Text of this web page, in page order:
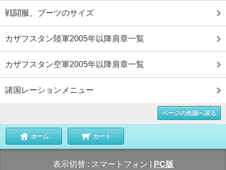
戦闘服、ブーツのサイズ
カザフスタン陸軍2005年以降肩章一覧
カザフスタン空軍2005年以降肩章一覧
諸国レーションメニュー
ページの先頭へ戻る
ホーム カート
表示切替 : スマートフォン PC版